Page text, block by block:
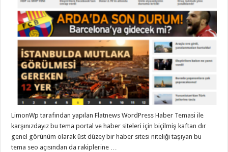
taşımacılık,
evden
taşımacılık,
gaziantep
taşımacılık,
gaziantep
taşımacılık
evden
taşımacılık
gaziantep
evden
LimonWp tarafından yapılan Flatnews WordPress Haber Temasi ile
karşınızdayız bu tema portal ve haber siteleri için biçilmiş kaftan dır
genel görünüm olarak üst düzey bir haber sitesi niteliği taşıyan bu
tema seo açısından da rakiplerine …